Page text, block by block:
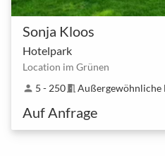
Sonja Kloos
Hotelpark
Location im Grünen
person 5 - 250meeting_room Außergewöhnliche
Auf Anfrage